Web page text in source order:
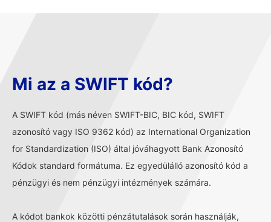
Mi az a SWIFT kód?
A SWIFT kód (más néven SWIFT-BIC, BIC kód, SWIFT
azonosító vagy ISO 9362 kód) az International Organization
for Standardization (ISO) által jóváhagyott Bank Azonosító
Kódok standard formátuma. Ez egyedülálló azonosító kód a
pénzügyi és nem pénzügyi intézmények számára.
A kódot bankok közötti pénzátutalások során használják,